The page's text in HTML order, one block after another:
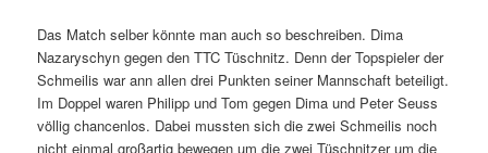
Das Match selber könnte man auch so beschreiben. Dima
Nazaryschyn gegen den TTC Tüschnitz. Denn der Topspieler der
Schmeilis war ann allen drei Punkten seiner Mannschaft beteiligt.
Im Doppel waren Philipp und Tom gegen Dima und Peter Seuss
völlig chancenlos. Dabei mussten sich die zwei Schmeilis noch
nicht einmal großartig bewegen um die zwei Tüschnitzer um die